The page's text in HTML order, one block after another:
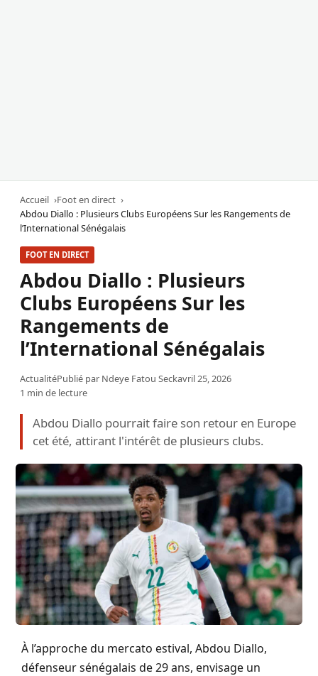
Accueil
Foot en direct
Abdou Diallo : Plusieurs Clubs Européens Sur les Rangements de
l’International Sénégalais
FOOT EN DIRECT
Abdou Diallo : Plusieurs
Clubs Européens Sur les
Rangements de
l’International Sénégalais
ActualitéPublié par Ndeye Fatou Seckavril 25, 2026
1 min de lecture
Abdou Diallo pourrait faire son retour en Europe
cet été, attirant l'intérêt de plusieurs clubs.
À l’approche du mercato estival, Abdou Diallo,
défenseur sénégalais de 29 ans, envisage un